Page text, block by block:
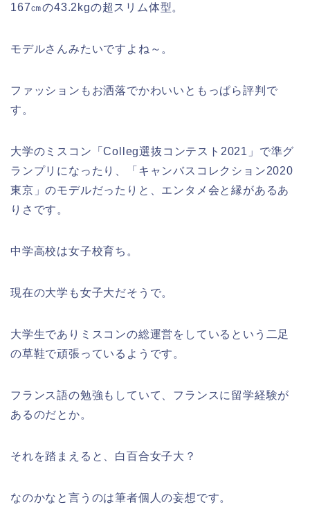
167㎝の43.2kgの超スリム体型。
モデルさんみたいですよね～。
ファッションもお洒落でかわいいともっぱら評判で
す。
大学のミスコン「Colleg選抜コンテスト2021」で準グ
ランプリになったり、「キャンバスコレクション2020
東京」のモデルだったりと、エンタメ会と縁があるあ
りさです。
中学高校は女子校育ち。
現在の大学も女子大だそうで。
大学生でありミスコンの総運営をしているという二足
の草鞋で頑張っているようです。
フランス語の勉強もしていて、フランスに留学経験が
あるのだとか。
それを踏まえると、白百合女子大？
なのかなと言うのは筆者個人の妄想です。